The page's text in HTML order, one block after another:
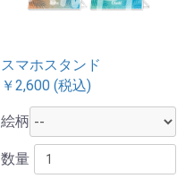
スマホスタンド
￥2,600 (税込)
絵柄
数量